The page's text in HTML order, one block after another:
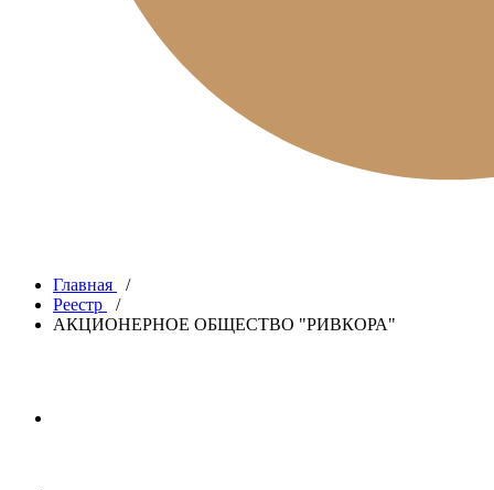
Главная
/
Реестр
/
АКЦИОНЕРНОЕ ОБЩЕСТВО "РИВКОРА"